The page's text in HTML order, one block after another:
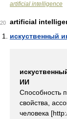
artificial intelligence
20
artificial
искуственный
ИИ
Способность
свойства,
человека